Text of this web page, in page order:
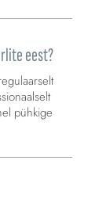
eest?
pühkige